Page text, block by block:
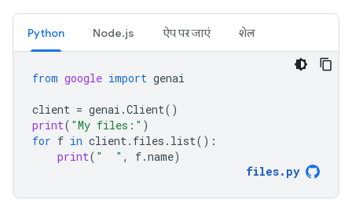
Python Node.js ऐप पर जाएं शेल
from google import genai
client = genai .Client()
print( "My files:" )
for f in client. files . list():
print( "  " , f.name)
files. py